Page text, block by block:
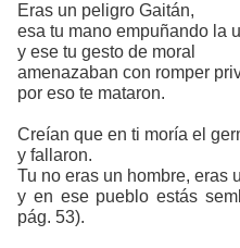
Eras un peligro Gaitán,
esa tu mano empuñando la
y ese tu gesto de moral
amenazaban con romper
por eso te mataron.
Creían que en ti moría el
y fallaron.
Tu no eras un hombre, eras
y en ese pueblo estás
pág. 53).